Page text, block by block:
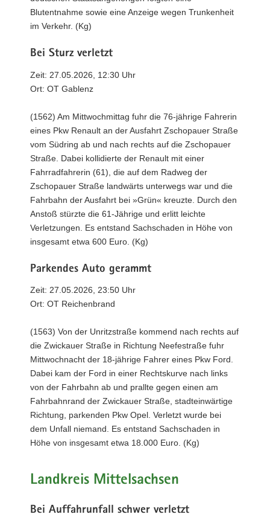
Blutentnahme sowie eine Anzeige wegen Trunkenheit
im Verkehr. (Kg)
Bei Sturz verletzt
Zeit: 27.05.2026, 12:30 Uhr
Ort: OT Gablenz
(1562) Am Mittwochmittag fuhr die 76-jährige Fahrerin
eines Pkw Renault an der Ausfahrt Zschopauer Straße
vom Südring ab und nach rechts auf die Zschopauer
Straße. Dabei kollidierte der Renault mit einer
Fahrradfahrerin (61), die auf dem Radweg der
Zschopauer Straße landwärts unterwegs war und die
Fahrbahn der Ausfahrt bei »Grün« kreuzte. Durch den
Anstoß stürzte die 61-Jährige und erlitt leichte
Verletzungen. Es entstand Sachschaden in Höhe von
insgesamt etwa 600 Euro. (Kg)
Parkendes Auto gerammt
Zeit: 27.05.2026, 23:50 Uhr
Ort: OT Reichenbrand
(1563) Von der Unritzstraße kommend nach rechts auf
die Zwickauer Straße in Richtung Neefestraße fuhr
Mittwochnacht der 18-jährige Fahrer eines Pkw Ford.
Dabei kam der Ford in einer Rechtskurve nach links
von der Fahrbahn ab und prallte gegen einen am
Fahrbahnrand der Zwickauer Straße, stadteinwärtige
Richtung, parkenden Pkw Opel. Verletzt wurde bei
dem Unfall niemand. Es entstand Sachschaden in
Höhe von insgesamt etwa 18.000 Euro. (Kg)
Landkreis Mittelsachsen
Bei Auffahrunfall schwer verletzt